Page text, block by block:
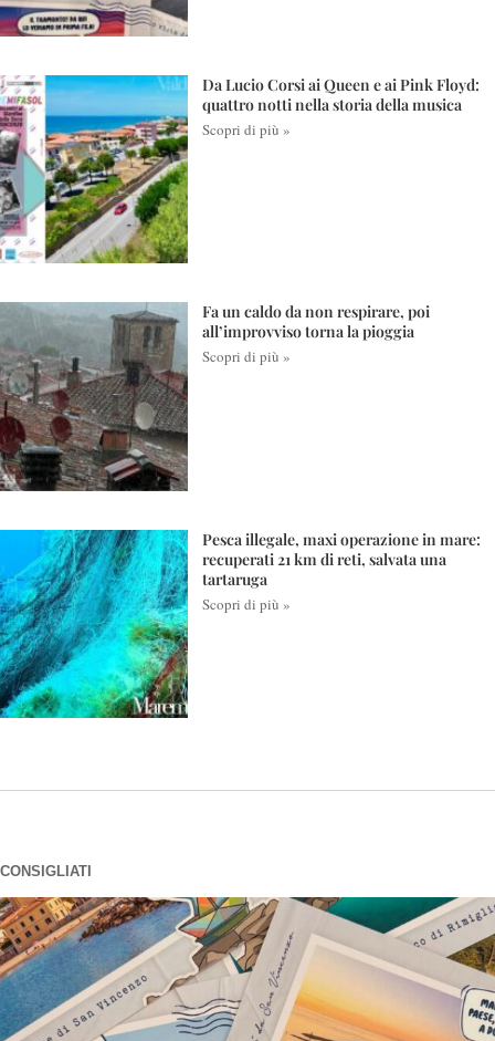
Da Lucio Corsi ai Queen e ai Pink Floyd:
quattro notti nella storia della musica
Scopri di più »
Fa un caldo da non respirare, poi
all’improvviso torna la pioggia
Scopri di più »
Pesca illegale, maxi operazione in mare:
recuperati 21 km di reti, salvata una
tartaruga
Scopri di più »
CONSIGLIATI